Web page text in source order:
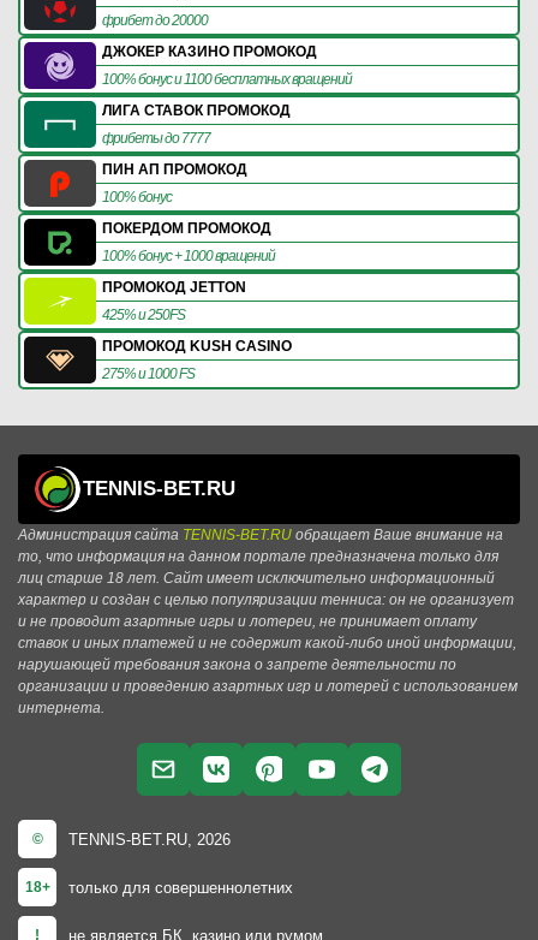
фрибет до 20000
ДЖОКЕР КАЗИНО ПРОМОКОД
100% бонус и 1100 бесплатных вращений
ЛИГА СТАВОК ПРОМОКОД
фрибеты до 7777
ПИН АП ПРОМОКОД
100% бонус
ПОКЕРДОМ ПРОМОКОД
100% бонус + 1000 вращений
ПРОМОКОД JETTON
425% и 250FS
ПРОМОКОД KUSH CASINO
275% и 1000 FS
TENNIS-BET.RU
Администрация сайта TENNIS-BET.RU обращает Ваше внимание на
то, что информация на данном портале предназначена только для
лиц старше 18 лет. Сайт имеет исключительно информационный
характер и создан с целью популяризации тенниса: он не организует
и не проводит азартные игры и лотереи, не принимает оплату
ставок и иных платежей и не содержит какой-либо иной информации,
нарушающей требования закона о запрете деятельности по
организации и проведению азартных игр и лотерей с использованием
интернета.
© TENNIS-BET.RU, 2026
18+ только для совершеннолетних
! не является БК, казино или румом